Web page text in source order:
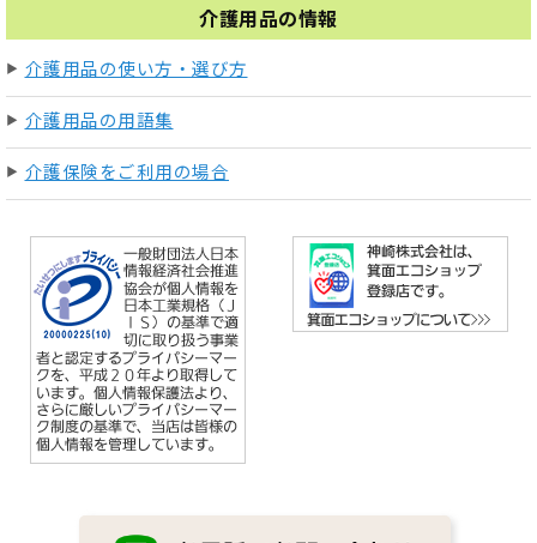
介護用品の情報
介護用品の使い方・選び方
介護用品の用語集
介護保険をご利用の場合